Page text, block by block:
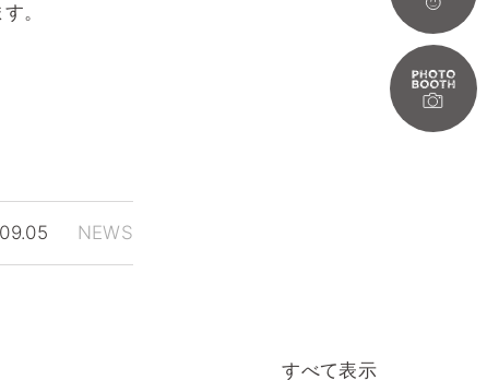
。
NEWS
すべて表示